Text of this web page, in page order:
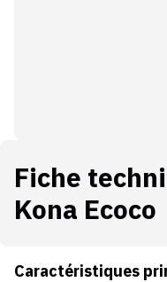
Fiche
Kona Ecoco
Caractéristiques